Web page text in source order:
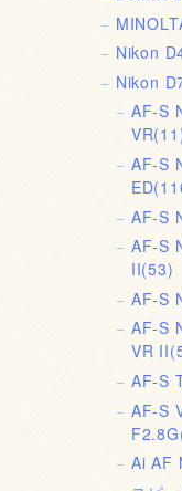
Nikon
Nikon
AF-S
VR
AF-S
ED
AF-S
AF-S
II(53)
AF-S
AF-S
VR II
AF-S
AF-S
F2.8G
Ai AF